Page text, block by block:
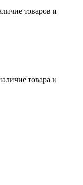
товаров и
товара и